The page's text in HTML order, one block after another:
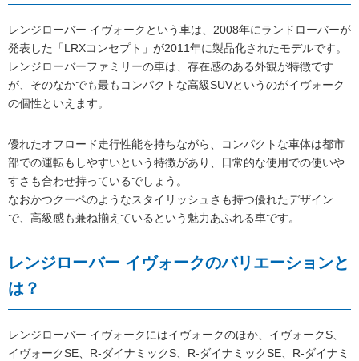
レンジローバー イヴォークという車は、2008年にランドローバーが
発表した「LRXコンセプト」が2011年に製品化されたモデルです。
レンジローバーファミリーの車は、存在感のある外観が特徴です
が、そのなかでも最もコンパクトな高級SUVというのがイヴォーク
の個性といえます。
優れたオフロード走行性能を持ちながら、コンパクトな車体は都市
部での運転もしやすいという特徴があり、日常的な使用での使いや
すさも合わせ持っているでしょう。
なおかつクーペのようなスタイリッシュさも持つ優れたデザイン
で、高級感も兼ね揃えているという魅力あふれる車です。
レンジローバー イヴォークのバリエーションと
は？
レンジローバー イヴォークにはイヴォークのほか、イヴォークS、
イヴォークSE、R-ダイナミックS、R-ダイナミックSE、R-ダイナミ